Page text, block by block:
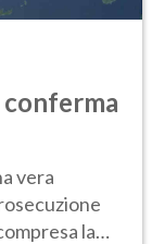
vera
la